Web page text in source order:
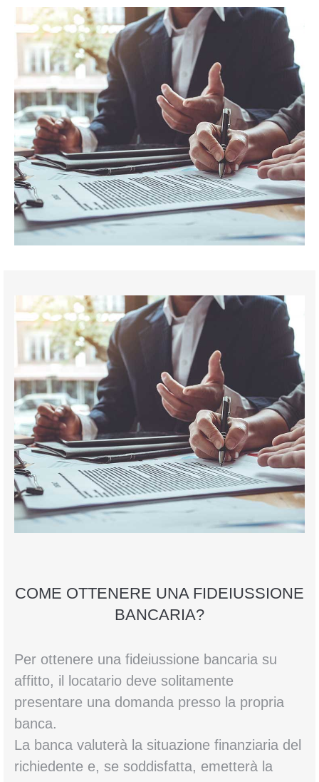
COME OTTENERE UNA FIDEIUSSIONE
BANCARIA?
Per ottenere una fideiussione bancaria su
affitto, il locatario deve solitamente
presentare una domanda presso la propria
banca.
La banca valuterà la situazione finanziaria del
richiedente e, se soddisfatta, emetterà la